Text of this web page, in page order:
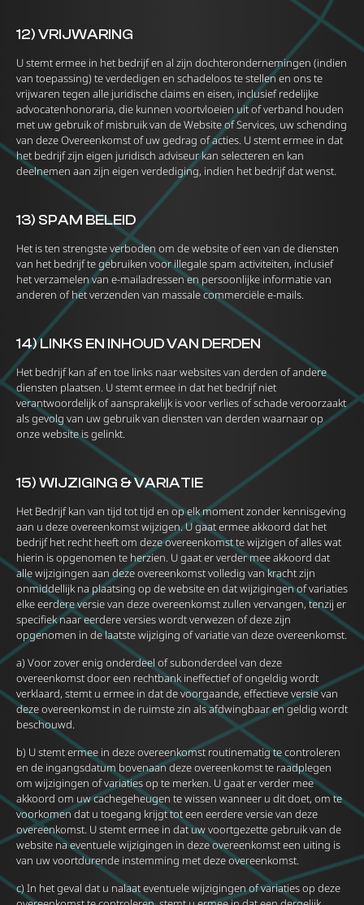
12) VRIJWARING
U stemt ermee in het bedrijf en al zijn dochterondernemingen (indien
van toepassing) te verdedigen en schadeloos te stellen en ons te
vrijwaren tegen alle juridische claims en eisen, inclusief redelijke
advocatenhonoraria, die kunnen voortvloeien uit of verband houden
met uw gebruik of misbruik van de Website of Services, uw schending
van deze Overeenkomst of uw gedrag of acties. U stemt ermee in dat
het bedrijf zijn eigen juridisch adviseur kan selecteren en kan
deelnemen aan zijn eigen verdediging, indien het bedrijf dat wenst.
13) SPAM BELEID
Het is ten strengste verboden om de website of een van de diensten
van het bedrijf te gebruiken voor illegale spam activiteiten, inclusief
het verzamelen van e-mailadressen en persoonlijke informatie van
anderen of het verzenden van massale commerciële e-mails.
14) LINKS EN INHOUD VAN DERDEN
Het bedrijf kan af en toe links naar websites van derden of andere
diensten plaatsen. U stemt ermee in dat het bedrijf niet
verantwoordelijk of aansprakelijk is voor verlies of schade veroorzaakt
als gevolg van uw gebruik van diensten van derden waarnaar op
onze website is gelinkt.
15) WIJZIGING & VARIATIE
Het Bedrijf kan van tijd tot tijd en op elk moment zonder kennisgeving
aan u deze overeenkomst wijzigen. U gaat ermee akkoord dat het
bedrijf het recht heeft om deze overeenkomst te wijzigen of alles wat
hierin is opgenomen te herzien. U gaat er verder mee akkoord dat
alle wijzigingen aan deze overeenkomst volledig van kracht zijn
onmiddellijk na plaatsing op de website en dat wijzigingen of variaties
elke eerdere versie van deze overeenkomst zullen vervangen, tenzij er
specifiek naar eerdere versies wordt verwezen of deze zijn
opgenomen in de laatste wijziging of variatie van deze overeenkomst.
a) Voor zover enig onderdeel of subonderdeel van deze
overeenkomst door een rechtbank ineffectief of ongeldig wordt
verklaard, stemt u ermee in dat de voorgaande, effectieve versie van
deze overeenkomst in de ruimste zin als afdwingbaar en geldig wordt
beschouwd.
b) U stemt ermee in deze overeenkomst routinematig te controleren
en de ingangsdatum bovenaan deze overeenkomst te raadplegen
om wijzigingen of variaties op te merken. U gaat er verder mee
akkoord om uw cachegeheugen te wissen wanneer u dit doet, om te
voorkomen dat u toegang krijgt tot een eerdere versie van deze
overeenkomst. U stemt ermee in dat uw voortgezette gebruik van de
website na eventuele wijzigingen in deze overeenkomst een uiting is
van uw voortdurende instemming met deze overeenkomst.
c) In het geval dat u nalaat eventuele wijzigingen of variaties op deze